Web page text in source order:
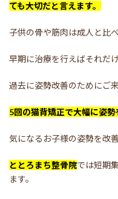
ても大切だと言えます。
子供の骨や筋肉は成人と比
早期に治療を行えばそれだ
過去に姿勢改善のためにご
5回の猫背矯正で大幅に姿
気になるお子様の姿勢を改
ととろまち整骨院では短期
ます。